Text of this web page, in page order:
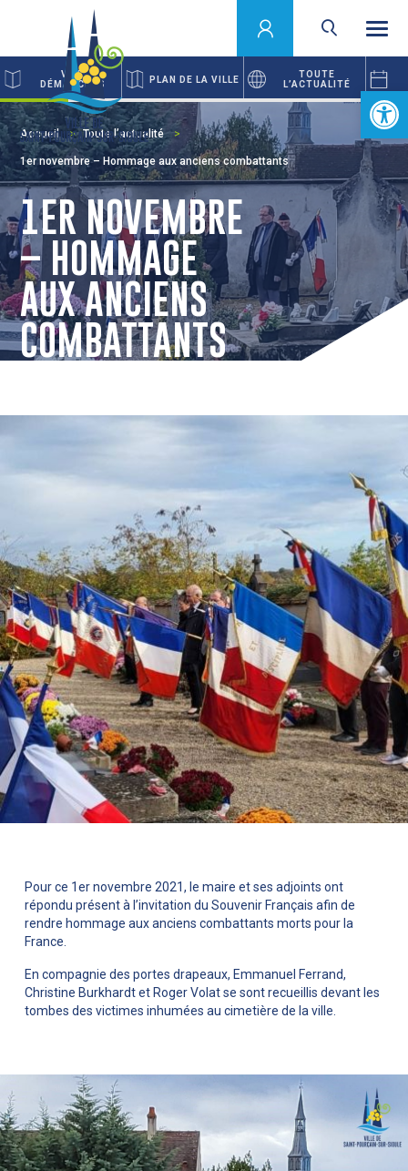
Ouvrir
VOS
DÉMARCHES
PLAN DE LA VILLE
TOUTE
L’ACTUALITÉ
Accueil Toute l’actualité
1er novembre – Hommage aux anciens combattants
1ER NOVEMBRE
– HOMMAGE
AUX ANCIENS
COMBATTANTS
Pour ce 1er novembre 2021, le maire et ses adjoints ont
répondu présent à l’invitation du Souvenir Français afin de
rendre hommage aux anciens combattants morts pour la
France.
En compagnie des portes drapeaux, Emmanuel Ferrand,
Christine Burkhardt et Roger Volat se sont recueillis devant les
tombes des victimes inhumées au cimetière de la ville.